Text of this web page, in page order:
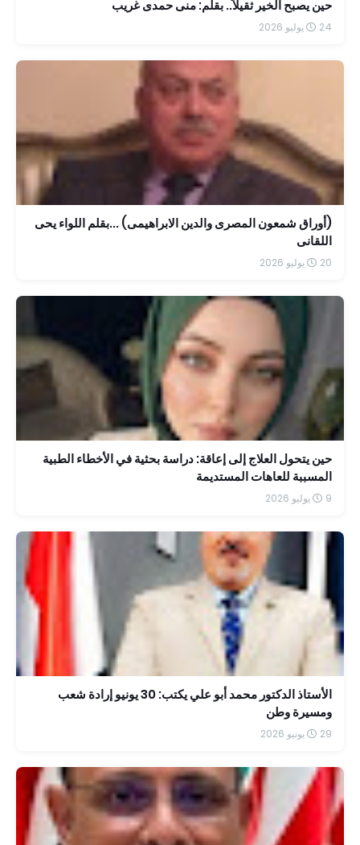
حين يصبح الخير ثقيلاً.. بقلم: منى حمدى غريب
24 يوليو 2026
(أوراق شمعون المصرى والدين الابراهيمى) ...بقلم اللواء يحى
اللقانى
20 يوليو 2026
حين يتحول العلاج إلى إعاقة: دراسة بحثية في الأخطاء الطبية
المسببة للعاهات المستديمة
9 يوليو 2026
الأستاذ الدكتور محمد أبو علي يكتب: 30 يونيو إرادة شعب
ومسيرة وطن
29 يونيو 2026